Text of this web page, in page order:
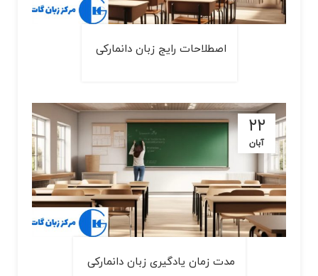
اصطلاحات رایج زبان دانمارکی
۲۲
آبان
مدت زمان یادگیری زبان دانمارکی